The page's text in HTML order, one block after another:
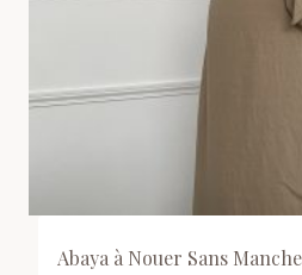
Abaya à Nouer Sans